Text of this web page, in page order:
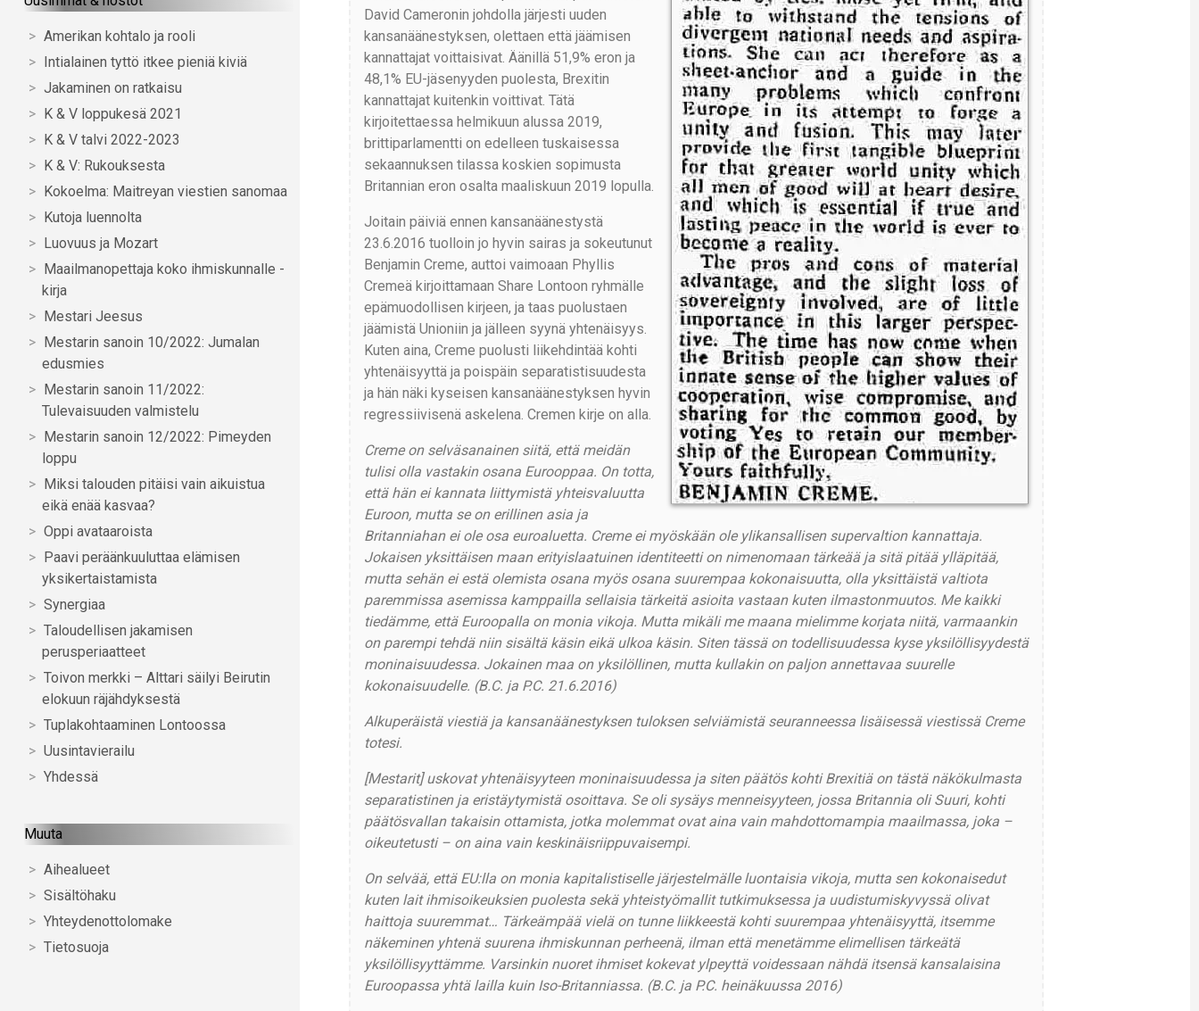
Amerikan kohtalo ja rooli
Intialainen tyttö itkee pieniä kiviä
Jakaminen on ratkaisu
K & V loppukesä 2021
K & V talvi 2022-2023
K & V: Rukouksesta
Kokoelma: Maitreyan viestien sanomaa
Kutoja luennolta
Luovuus ja Mozart
Maailmanopettaja koko ihmiskunnalle -
kirja
Mestari Jeesus
Mestarin sanoin 10/2022: Jumalan
edusmies
Mestarin sanoin 11/2022:
Tulevaisuuden valmistelu
Mestarin sanoin 12/2022: Pimeyden
loppu
Miksi talouden pitäisi vain aikuistua
eikä enää kasvaa?
Oppi avataaroista
Paavi peräänkuuluttaa elämisen
yksikertaistamista
Synergiaa
Taloudellisen jakamisen
perusperiaatteet
Toivon merkki – Alttari säilyi Beirutin
elokuun räjähdyksestä
Tuplakohtaaminen Lontoossa
Uusintavierailu
Yhdessä
Muuta
Aihealueet
Sisältöhaku
Yhteydenottolomake
Tietosuoja
David Cameronin johdolla järjesti uuden
kansanäänestyksen, olettaen että jäämisen
kannattajat voittaisivat. Äänillä 51,9% eron ja
48,1% EU-jäsenyyden puolesta, Brexitin
kannattajat kuitenkin voittivat. Tätä
kirjoitettaessa helmikuun alussa 2019,
brittiparlamentti on edelleen tuskaisessa
sekaannuksen tilassa koskien sopimusta
Britannian eron osalta maaliskuun 2019 lopulla.
Joitain päiviä ennen kansanäänestystä
23.6.2016 tuolloin jo hyvin sairas ja sokeutunut
Benjamin Creme, auttoi vaimoaan Phyllis
Cremeä kirjoittamaan Share Lontoon ryhmälle
epämuodollisen kirjeen, ja taas puolustaen
jäämistä Unioniin ja jälleen syynä yhtenäisyys.
Kuten aina, Creme puolusti liikehdintää kohti
yhtenäisyyttä ja poispäin separatistisuudesta
ja hän näki kyseisen kansanäänestyksen hyvin
regressiivisenä askelena. Cremen kirje on alla.
Creme on selväsanainen siitä, että meidän
tulisi olla vastakin osana Eurooppaa. On totta,
että hän ei kannata liittymistä yhteisvaluutta
Euroon, mutta se on erillinen asia ja
Britanniahan ei ole osa euroaluetta. Creme ei myöskään ole ylikansallisen supervaltion kannattaja.
Jokaisen yksittäisen maan erityislaatuinen identiteetti on nimenomaan tärkeää ja sitä pitää ylläpitää,
mutta sehän ei estä olemista osana myös osana suurempaa kokonaisuutta, olla yksittäistä valtiota
paremmissa asemissa kamppailla sellaisia tärkeitä asioita vastaan kuten ilmastonmuutos. Me kaikki
tiedämme, että Euroopalla on monia vikoja. Mutta mikäli me maana mielimme korjata niitä, varmaankin
on parempi tehdä niin sisältä käsin eikä ulkoa käsin. Siten tässä on todellisuudessa kyse yksilöllisyydestä
moninaisuudessa. Jokainen maa on yksilöllinen, mutta kullakin on paljon annettavaa suurelle
kokonaisuudelle. (B.C. ja P.C. 21.6.2016)
Alkuperäistä viestiä ja kansanäänestyksen tuloksen selviämistä seuranneessa lisäisessä viestissä Creme
totesi.
[Mestarit] uskovat yhtenäisyyteen moninaisuudessa ja siten päätös kohti Brexitiä on tästä näkökulmasta
separatistinen ja eristäytymistä osoittava. Se oli sysäys menneisyyteen, jossa Britannia oli Suuri, kohti
päätösvallan takaisin ottamista, jotka molemmat ovat aina vain mahdottomampia maailmassa, joka –
oikeutetusti – on aina vain keskinäisriippuvaisempi.
On selvää, että EU:lla on monia kapitalistiselle järjestelmälle luontaisia vikoja, mutta sen kokonaisedut
kuten lait ihmisoikeuksien puolesta sekä yhteistyömallit tutkimuksessa ja uudistumiskyvyssä olivat
haittoja suuremmat… Tärkeämpää vielä on tunne liikkeestä kohti suurempaa yhtenäisyyttä, itsemme
näkeminen yhtenä suurena ihmiskunnan perheenä, ilman että menetämme elimellisen tärkeätä
yksilöllisyyttämme. Varsinkin nuoret ihmiset kokevat ylpeyttä voidessaan nähdä itsensä kansalaisina
Euroopassa yhtä lailla kuin Iso-Britanniassa. (B.C. ja P.C. heinäkuussa 2016)